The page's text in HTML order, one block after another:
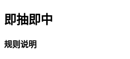
即抽即中
规则说明